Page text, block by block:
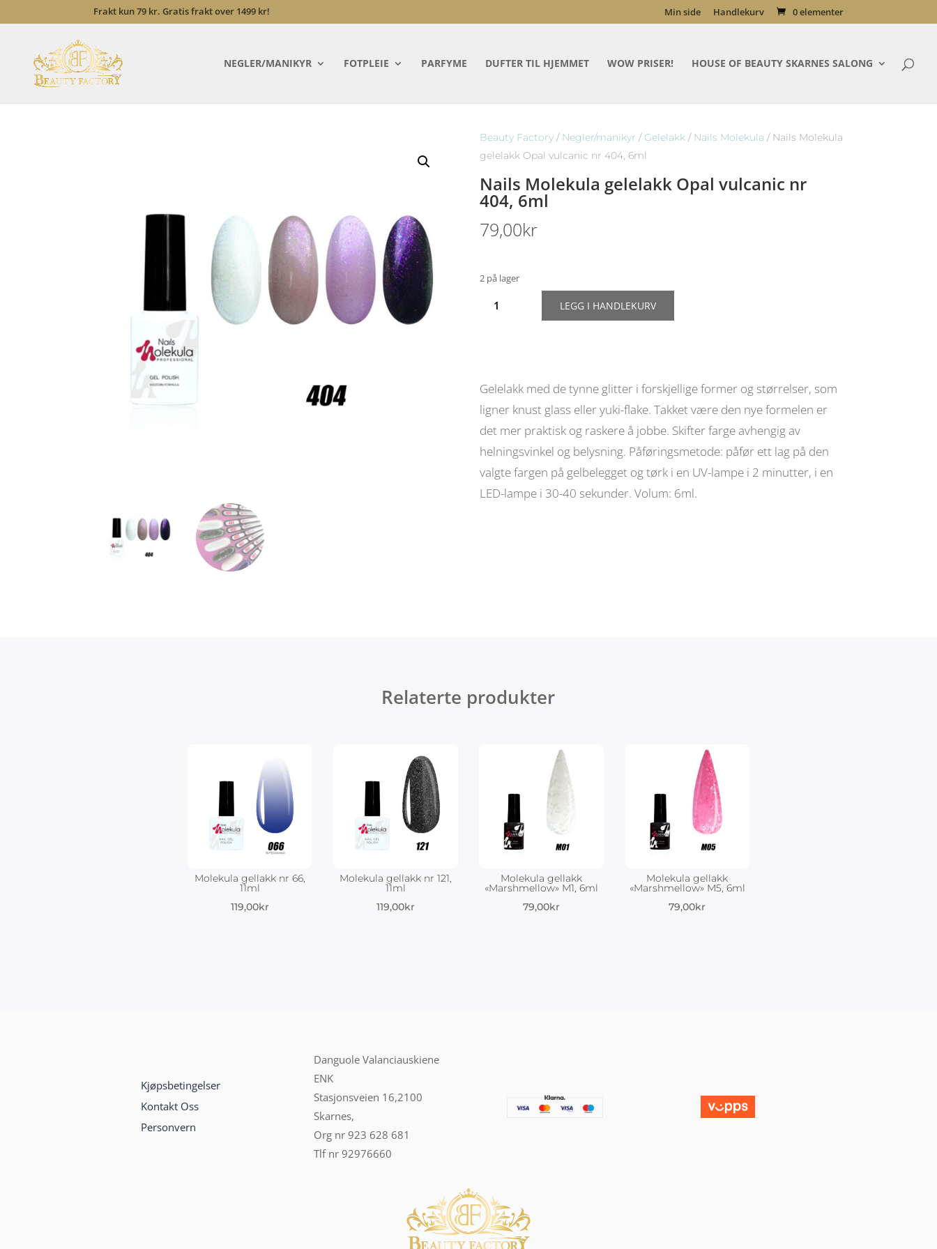
Frakt kun 79 kr. Gratis frakt over 1499 kr! Min side Handlekurv 0 elementer
NEGLER/MANIKYR FOTPLEIE PARFYME DUFTER TIL HJEMMET WOW PRISER! HOUSE OF BEAUTY SKARNES SALONG
Beauty Factory / Negler/manikyr / Gelelakk / Nails Molekula / Nails Molekula
gelelakk Opal vulcanic nr 404, 6ml
Nails Molekula gelelakk Opal vulcanic nr
404, 6ml
79,00kr
2 på lager
Molekula
nr
404,
LEGG I HANDLEKURV
Gelelakk med de tynne glitter i forskjellige former og størrelser, som
ligner knust glass eller yuki-flake. Takket være den nye formelen er
det mer praktisk og raskere å jobbe. Skifter farge avhengig av
helningsvinkel og belysning. Påføringsmetode: påfør ett lag på den
valgte fargen på gelbelegget og tørk i en UV-lampe i 2 minutter, i en
LED-lampe i 30-40 sekunder. Volum: 6ml.
Relaterte produkter
Molekula gellakk nr 66,
11ml
119,00kr
Molekula gellakk nr 121,
11ml
119,00kr
Molekula gellakk
«Marshmellow» M1, 6ml
79,00kr
Molekula gellakk
«Marshmellow» M5, 6ml
79,00kr
Kjøpsbetingelser
Kontakt Oss
Personvern
Danguole Valanciauskiene
ENK
Stasjonsveien 16,2100
Skarnes,
Org nr 923 628 681
Tlf nr 92976660